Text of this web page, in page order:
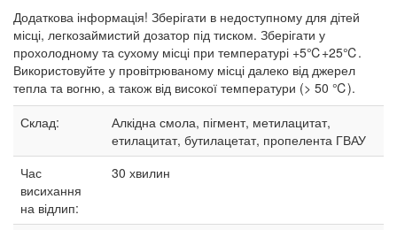
Додаткова інформація! Зберігати в недоступному для дітей
місці, легкозаймистий дозатор під тиском. Зберігати у
прохолодному та сухому місці при температурі +5℃+25℃.
Використовуйте у провітрюваному місці далеко від джерел
тепла та вогню, а також від високої температури (> 50 ℃).
Склад:
Алкідна смола, пігмент, метилацитат,
етилацитат, бутилацетат, пропелента ГВАУ
Час
висихання
на відлип:
30 хвилин